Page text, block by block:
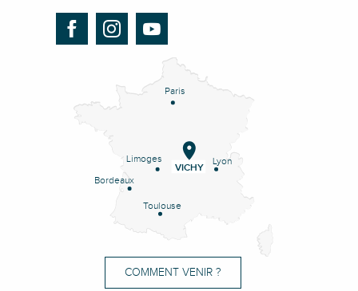
Paris
Lyon
Limoges
Bordeaux
Toulouse
VICHY
COMMENT VENIR ?